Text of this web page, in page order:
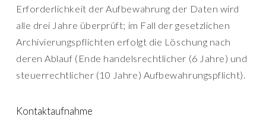
Erforderlichkeit der Aufbewahrung der Daten wird
alle drei Jahre überprüft; im Fall der gesetzlichen
Archivierungspflichten erfolgt die Löschung nach
deren Ablauf (Ende handelsrechtlicher (6 Jahre) und
steuerrechtlicher (10 Jahre) Aufbewahrungspflicht).
Kontaktaufnahme